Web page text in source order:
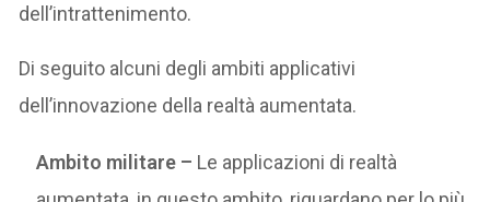
dell’intrattenimento.
Di seguito alcuni degli ambiti applicativi
dell’innovazione della realtà aumentata.
Ambito militare – Le applicazioni di realtà